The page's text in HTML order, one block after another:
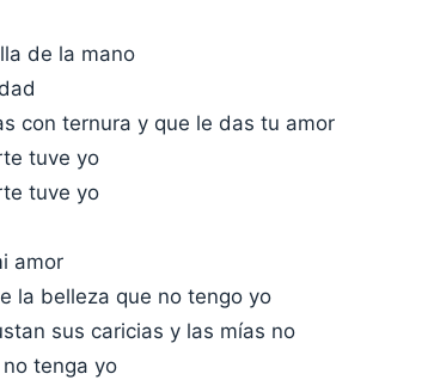
de la mano
con ternura y que le das tu amor
tuve yo
tuve yo
amor
la belleza que no tengo yo
sus caricias y las mías no
tenga yo